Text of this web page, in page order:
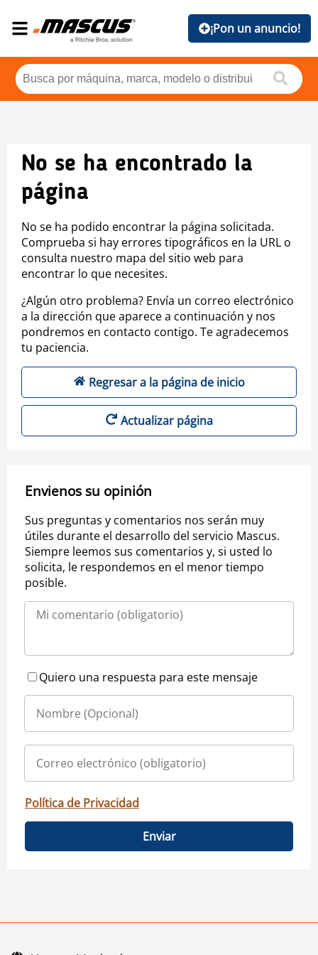
¡Pon un anuncio!
No se ha encontrado la
página
No se ha podido encontrar la página solicitada.
Comprueba si hay errores tipográficos en la URL o
consulta nuestro mapa del sitio web para
encontrar lo que necesites.
¿Algún otro problema? Envía un correo electrónico
a la dirección que aparece a continuación y nos
pondremos en contacto contigo. Te agradecemos
tu paciencia.
Regresar a la página de inicio
Actualizar página
Envienos su opinión
Sus preguntas y comentarios nos serán muy
útiles durante el desarrollo del servicio Mascus.
Siempre leemos sus comentarios y, si usted lo
solicita, le respondemos en el menor tiempo
posible.
Quiero una respuesta para este mensaje
Política de Privacidad
Enviar